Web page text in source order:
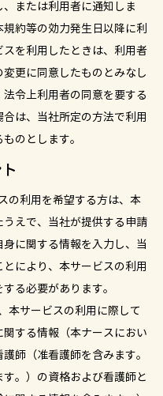
、または利用者に通知しま
約等の効力発生日以降に利
スを利用したときは、利用者
変更に同意したものとみなし
法令上利用者の同意を要する
合は、当社所定の方法で利用
のとします。
の利用を希望する方は、本
うえで、当社が提供する申請
身に関する情報を入力し、当
により、本サービスの利用
る必要があります。
本サービスの利用に際して
関する情報（本ナースにおい
師（准看護師を含みます。
す。）の資格および看護師と